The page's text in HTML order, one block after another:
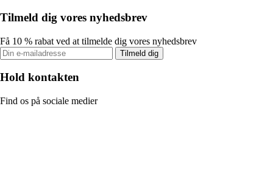
Tilmeld dig vores nyhedsbrev
Få 10 % rabat ved at tilmelde dig vores nyhedsbrev
Tilmeld dig
Hold kontakten
Find os på sociale medier